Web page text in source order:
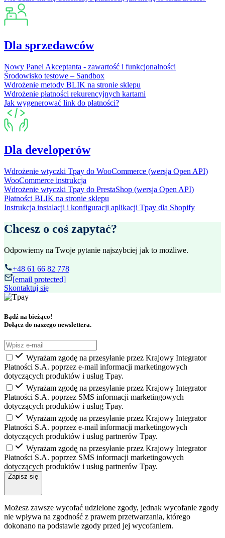
Dla sprzedawców
Nowy Panel Akceptanta - zawartość i funkcjonalności
Środowisko testowe – Sandbox
Wdrożenie metody BLIK na stronie sklepu
Wdrożenie płatności rekurencyjnych kartami
Jak wygenerować link do płatności?
Dla developerów
Wdrożenie wtyczki Tpay do WooCommerce (wersja Open API)
WooCommerce instrukcja
Wdrożenie wtyczki Tpay do PrestaShop (wersja Open API)
Płatności BLIK na stronie sklepu
Instrukcja instalacji i konfiguracji aplikacji Tpay dla Shopify
Chcesz o coś zapytać?
Odpowiemy na Twoje pytanie najszybciej jak to możliwe.
+48 61 66 82 778
[email protected]
Skontaktuj się
Bądź na bieżąco!
Dołącz do naszego newslettera.
Wyrażam zgodę na przesyłanie przez Krajowy Integrator
Płatności S.A. poprzez e-mail informacji marketingowych
dotyczących produktów i usług Tpay.
Wyrażam zgodę̨ na przesyłanie przez Krajowy Integrator
Płatności S.A. poprzez SMS informacji marketingowych
dotyczących produktów i usług Tpay.
Wyrażam zgodę na przesyłanie przez Krajowy Integrator
Płatności S.A. poprzez e-mail informacji marketingowych
dotyczących produktów i usług partnerów Tpay.
Wyrażam zgodę̨ na przesyłanie przez Krajowy Integrator
Płatności S.A. poprzez SMS informacji marketingowych
dotyczących produktów i usług partnerów Tpay.
Zapisz się
Możesz zawsze wycofać udzielone zgody, jednak wycofanie zgody
nie wpływa na zgodność z prawem przetwarzania, którego
dokonano na podstawie zgody przed jej wycofaniem.